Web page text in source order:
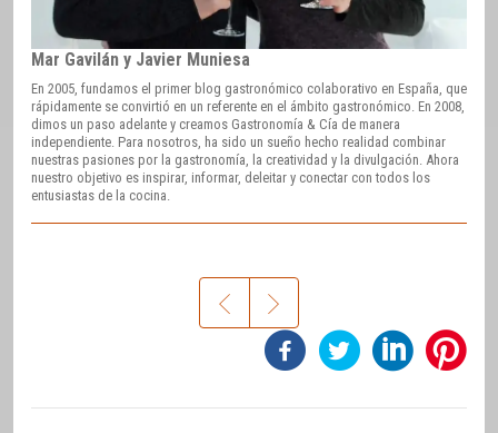
Mar Gavilán y Javier Muniesa
En 2005, fundamos el primer blog gastronómico colaborativo en España, que
rápidamente se convirtió en un referente en el ámbito gastronómico. En 2008,
dimos un paso adelante y creamos Gastronomía & Cía de manera
independiente. Para nosotros, ha sido un sueño hecho realidad combinar
nuestras pasiones por la gastronomía, la creatividad y la divulgación. Ahora
nuestro objetivo es inspirar, informar, deleitar y conectar con todos los
entusiastas de la cocina.